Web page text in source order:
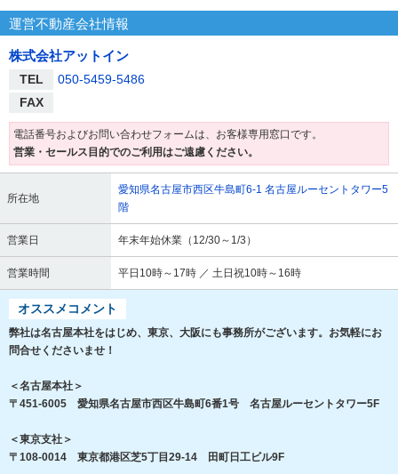
運営不動産会社情報
株式会社アットイン
TEL
050-5459-5486
FAX
電話番号およびお問い合わせフォームは、お客様専用窓口です。
営業・セールス目的でのご利用はご遠慮ください。
所在地
愛知県名古屋市西区牛島町6-1 名古屋ルーセントタワー5
階
営業日 年末年始休業（12/30～1/3）
営業時間 平日10時～17時 ／ 土日祝10時～16時
オススメコメント
弊社は名古屋本社をはじめ、東京、大阪にも事務所がございます。お気軽にお
問合せくださいませ！
＜名古屋本社＞
〒451-6005 愛知県名古屋市西区牛島町6番1号 名古屋ルーセントタワー5F
＜東京支社＞
〒108-0014 東京都港区芝5丁目29-14 田町日工ビル9F